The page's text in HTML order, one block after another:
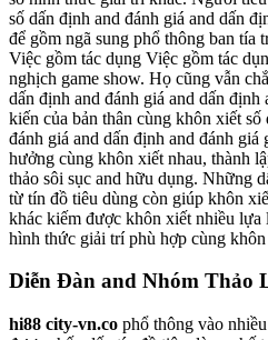
số dấn định and đánh giá and dấn
để gồm ngã sung phổ thông ban tía
Việc gồm tác dụng Việc gồm tác
nghịch game show. Họ cũng vẫn
dấn định and đánh giá and dấn định
kiến của bản thân cùng khôn xiết
đánh giá and dấn định and đánh
hưởng cùng khôn xiết nhau, thành
thảo sôi sục and hữu dụng. Những
từ tín đồ tiêu dùng còn giúp khôn
khác kiếm được khôn xiết nhiều lựa
hình thức giải trí phù hợp cùng
Diễn Đàn and Nhóm Thảo
hi88 city-vn.co phổ thông vào